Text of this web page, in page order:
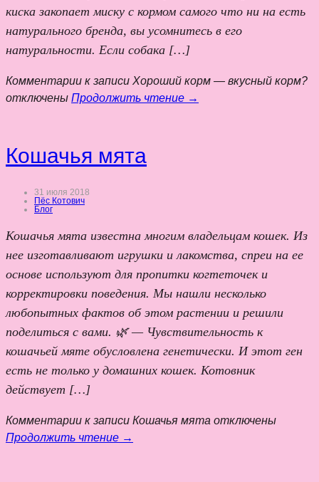
киска закопает миску с кормом самого что ни на есть
натурального бренда, вы усомнитесь в его
натуральности. Если собака […]
Комментарии к записи Хороший корм — вкусный корм?
отключены Продолжить чтение →
Кошачья мята
31 июля 2018
Пёс Котович
Блог
Кошачья мята известна многим владельцам кошек. Из
нее изготавливают игрушки и лакомства, спреи на ее
основе используют для пропитки когтеточек и
корректировки поведения. Мы нашли несколько
любопытных фактов об этом растении и решили
поделиться с вами. 🌿 — Чувствительность к
кошачьей мяте обусловлена генетически. И этот ген
есть не только у домашних кошек. Котовник
действует […]
Комментарии к записи Кошачья мята отключены
Продолжить чтение →